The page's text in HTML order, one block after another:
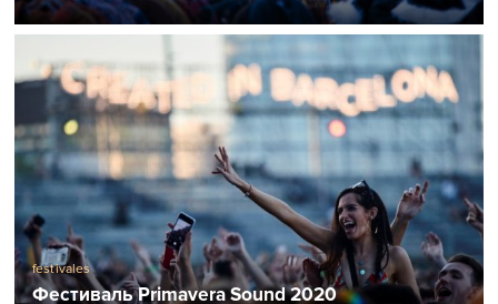
festivales
Фестиваль Primavera Sound 2020